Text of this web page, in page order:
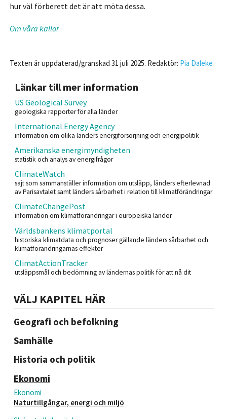
hur väl förberett det är att möta dessa.
Om våra källor
Texten är uppdaterad/granskad 31 juli 2025. Redaktör: Pia Daleke
Länkar till mer information
US Geological Survey
geologiska rapporter för alla länder
International Energy Agency
information om olika länders energiförsörjning och energipolitik
Amerikanska energimyndigheten
statistik och analys av energifrågor
ClimateWatch
sajt som sammanställer information om utsläpp, länders efterlevnad
av Parisavtalet samt länders sårbarhet i relation till klimatförändringar
ClimateChangePost
information om klimatförändringar i europeiska länder
Världsbankens klimatportal
historiska klimatdata och prognoser gällande länders sårbarhet och
klimatförändringarnas effekter
ClimatActionTracker
utsläppsmål och bedömning av ländernas politik för att nå dit
VÄLJ KAPITEL HÄR
Geografi och befolkning
Samhälle
Historia och politik
Ekonomi
Ekonomi
Naturtillgångar, energi och miljö